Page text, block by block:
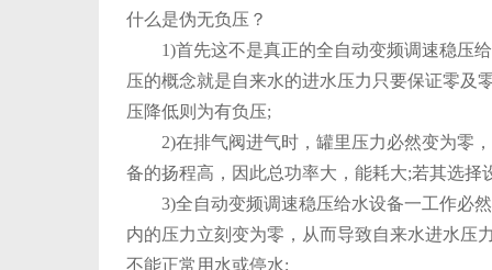
什么是伪无负压？
1)首先这不是真正的全自动变频调速稳压给
压的概念就是自来水的进水压力只要保证零及
压降低则为有负压;
2)在排气阀进气时，罐里压力必然变为零，
备的扬程高，因此总功率大，能耗大;若其选
3)全自动变频调速稳压给水设备一工作必然
内的压力立刻变为零，从而导致自来水进水压
不能正常用水或停水;